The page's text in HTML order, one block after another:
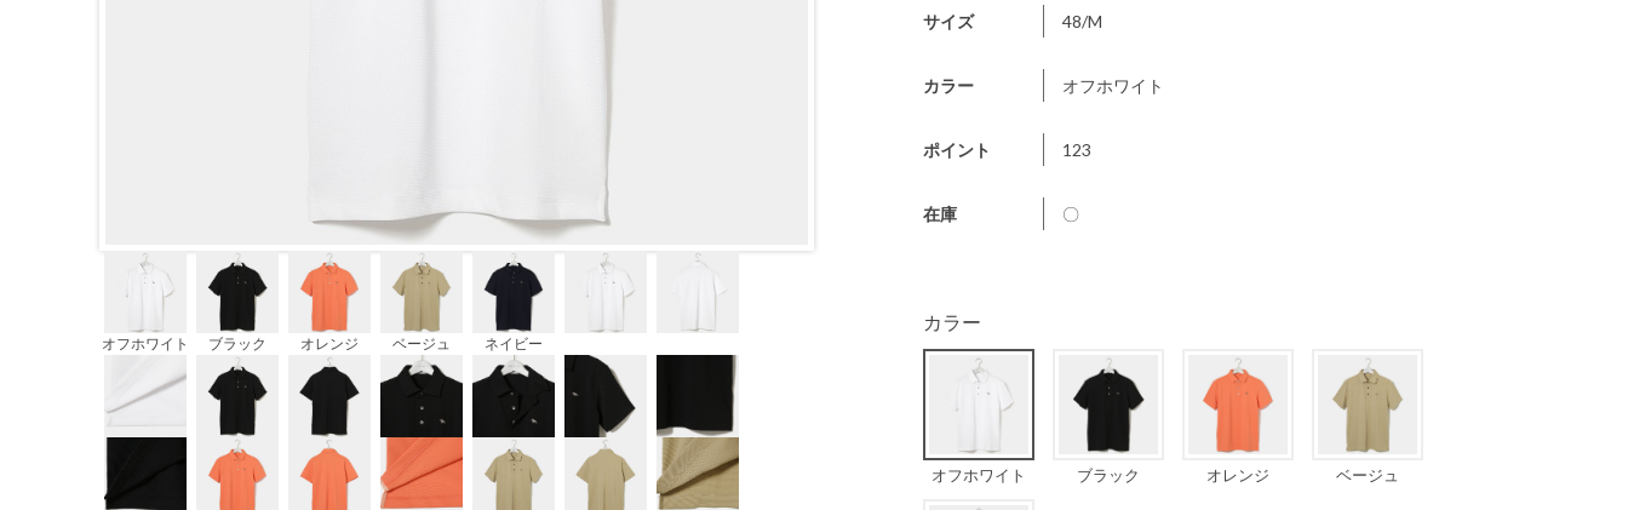
オフホワイト ブラック オレンジ ベージュ ネイビー
サイズ 48/M
カラー オフホワイト
ポイント 123
在庫 〇
カラー
オフホワイト ブラック オレンジ ベージュ